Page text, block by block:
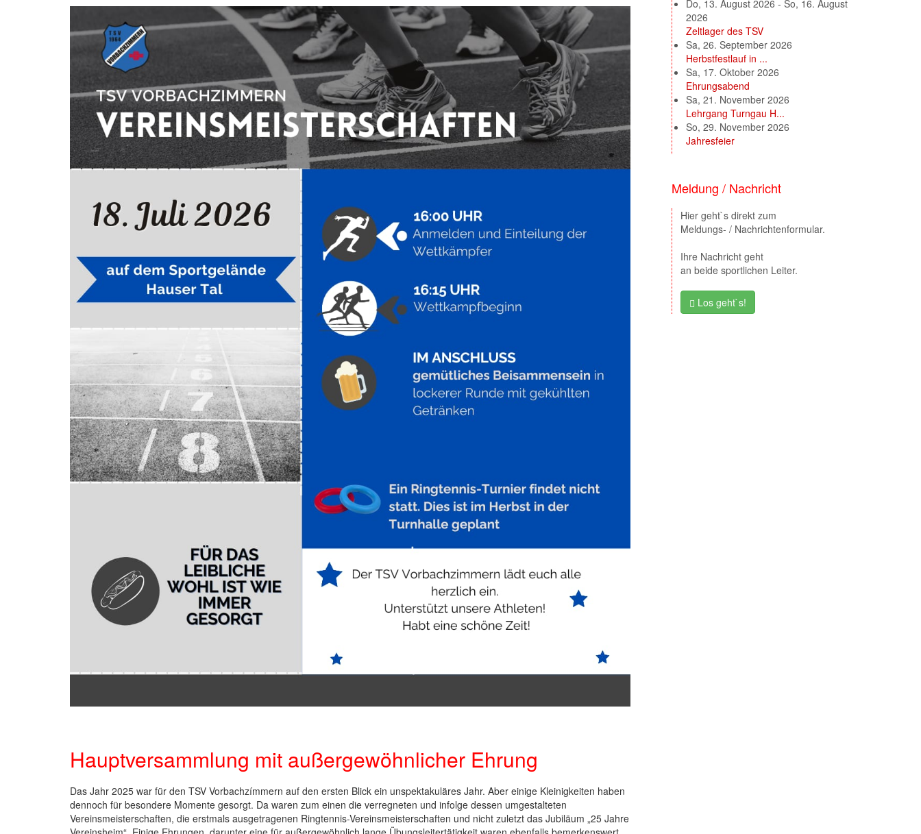
Hauptversammlung mit außergewöhnlicher Ehrung
Das Jahr 2025 war für den TSV Vorbachzímmern auf den ersten Blick ein unspektakuläres Jahr. Aber einige Kleinigkeiten haben
dennoch für besondere Momente gesorgt. Da waren zum einen die verregneten und infolge dessen umgestalteten
Vereinsmeisterschaften, die erstmals ausgetragenen Ringtennis-Vereinsmeisterschaften und nicht zuletzt das Jubiläum „25 Jahre
Do, 13. August 2026 - So, 16. August
2026
Zeltlager des TSV
Sa, 26. September 2026
Herbstfestlauf in ...
Sa, 17. Oktober 2026
Ehrungsabend
Sa, 21. November 2026
Lehrgang Turngau H...
So, 29. November 2026
Jahresfeier
Meldung / Nachricht
Hier geht`s direkt zum
Meldungs- / Nachrichtenformular.
Ihre Nachricht geht
an beide sportlichen Leiter.
Los geht`s!